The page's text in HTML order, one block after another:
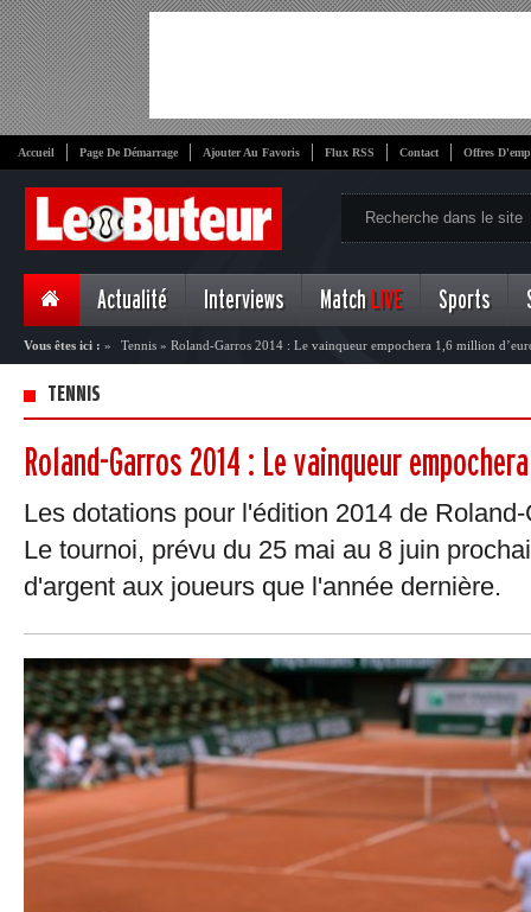
Accueil Page De Démarrage Ajouter Au Favoris Flux RSS Contact Offres
Actualité Interviews Match LIVE Sports
Vous êtes ici : » Tennis » Roland-Garros 2014 : Le vainqueur empochera 1,6 million
TENNIS
Roland-Garros 2014 : Le vainqueur
Les dotations pour l'édition 2014 de
Le tournoi, prévu du 25 mai au 8 juin
d'argent aux joueurs que l'année dernière.